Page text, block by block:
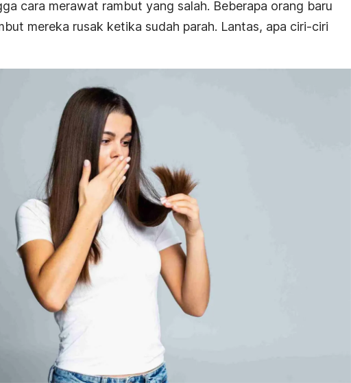
cara merawat rambut yang salah. Beberapa orang baru
mereka rusak ketika sudah parah. Lantas, apa ciri-ciri